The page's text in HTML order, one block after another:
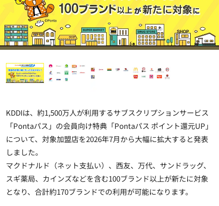
KDDIは、約1,500万人が利用するサブスクリプションサービス
「Pontaパス」の会員向け特典「Pontaパス ポイント還元UP」
について、対象加盟店を2026年7月から大幅に拡大すると発表
しました。
マクドナルド（ネット支払い）、西友、万代、サンドラッグ、
スギ薬局、カインズなどを含む100ブランド以上が新たに対象
となり、合計約170ブランドでの利用が可能になります。